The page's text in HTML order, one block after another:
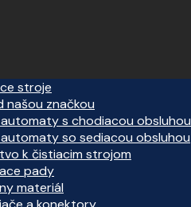
stroje
našou značkou
s chodiacou obsluhou
so sediacou obsluhou
k čistiacim strojom
pady
materiál